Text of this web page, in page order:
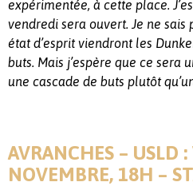
expérimentée, à cette place.
vendredi sera ouvert. Je ne sais
état d’esprit viendront les
buts. Mais j’espère que ce sera
une cascade de buts plutôt
AVRANCHES – USLD
NOVEMBRE, 18H –